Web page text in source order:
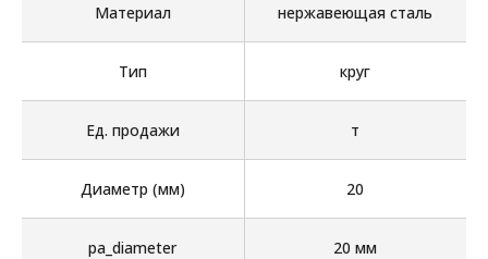
Материал нержавеющая сталь
Тип круг
Ед. продажи т
Диаметр (мм) 20
pa_diameter 20 мм